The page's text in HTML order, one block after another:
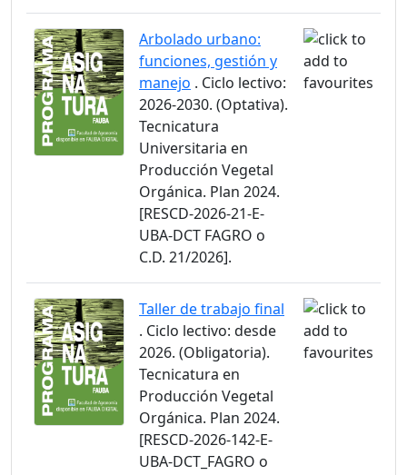
Arbolado urbano:
funciones, gestión y
manejo . Ciclo lectivo:
2026-2030. (Optativa).
Tecnicatura
Universitaria en
Producción Vegetal
Orgánica. Plan 2024.
[RESCD-2026-21-E-
UBA-DCT FAGRO o
C.D. 21/2026].
Taller de trabajo final
. Ciclo lectivo: desde
2026. (Obligatoria).
Tecnicatura en
Producción Vegetal
Orgánica. Plan 2024.
[RESCD-2026-142-E-
UBA-DCT_FAGRO o